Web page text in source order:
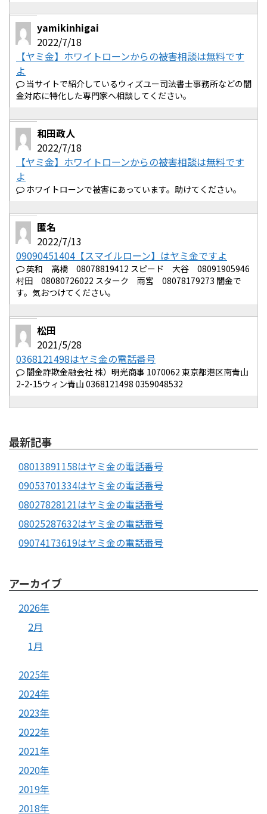
yamikinhigai
2022/7/18
【ヤミ金】ホワイトローンからの被害相談は無料です
よ
当サイトで紹介しているウィズユー司法書士事務所などの闇
金対応に特化した専門家へ相談してください。
和田政人
2022/7/18
【ヤミ金】ホワイトローンからの被害相談は無料です
よ
ホワイトローンで被害にあっています。助けてください。
匿名
2022/7/13
09090451404【スマイルローン】はヤミ金ですよ
英和 高橋 08078819412 スピード 大谷 08091905946
村田 08080726022 スターク 雨宮 08078179273 闇金で
す。気おつけてください。
松田
2021/5/28
0368121498はヤミ金の電話番号
闇金詐欺金融会社 株）明光商事 1070062 東京都港区南青山
2-2-15ウィン青山 0368121498 0359048532
最新記事
08013891158はヤミ金の電話番号
09053701334はヤミ金の電話番号
08027828121はヤミ金の電話番号
08025287632はヤミ金の電話番号
09074173619はヤミ金の電話番号
アーカイブ
2026年
2月
1月
2025年
2024年
2023年
2022年
2021年
2020年
2019年
2018年